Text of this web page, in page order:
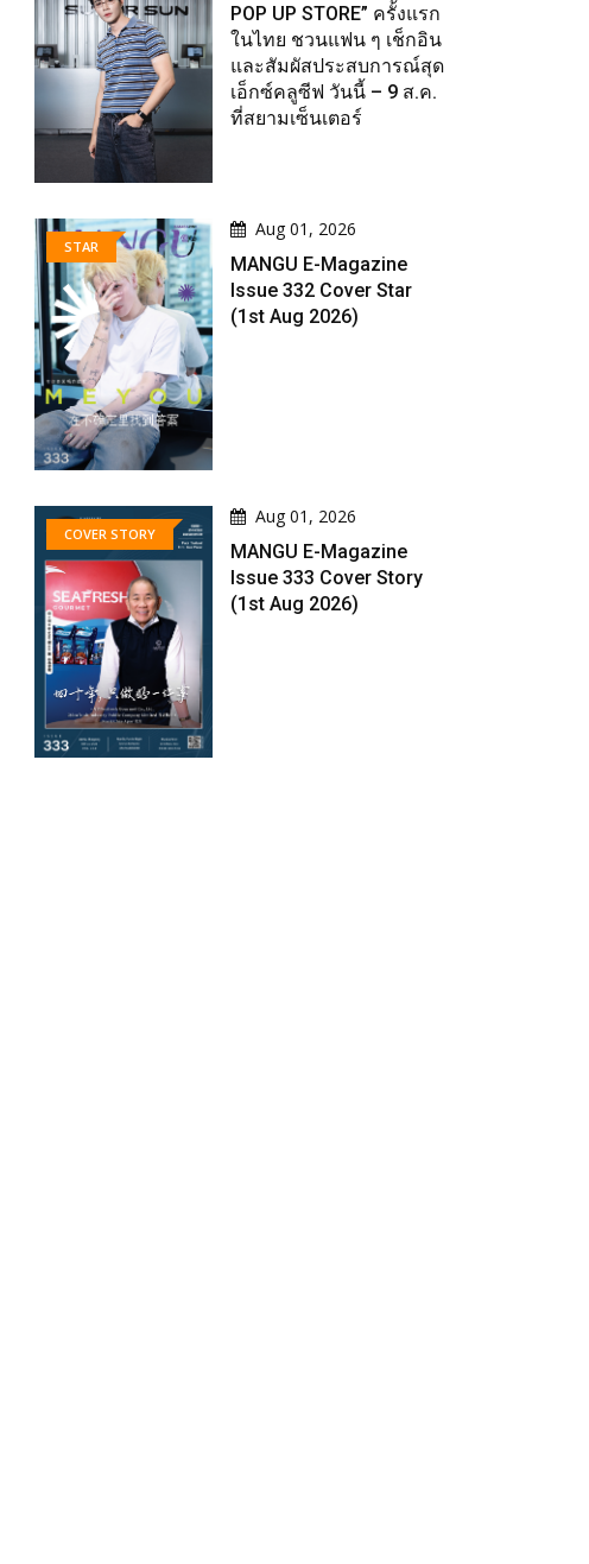
POP UP STORE” ครั้งแรก
ในไทย ชวนแฟน ๆ เช็กอิน
และสัมผัสประสบการณ์สุด
เอ็กซ์คลูซีฟ วันนี้ – 9 ส.ค.
ที่สยามเซ็นเตอร์
STAR
Aug 01, 2026
MANGU E-Magazine
Issue 332 Cover Star
(1st Aug 2026)
COVER STORY
Aug 01, 2026
MANGU E-Magazine
Issue 333 Cover Story
(1st Aug 2026)